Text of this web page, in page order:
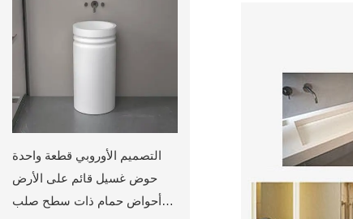
التصميم الأوروبي قطعة واحدة
حوض غسيل قائم على الأرض
أحواض حمام ذات سطح صلب